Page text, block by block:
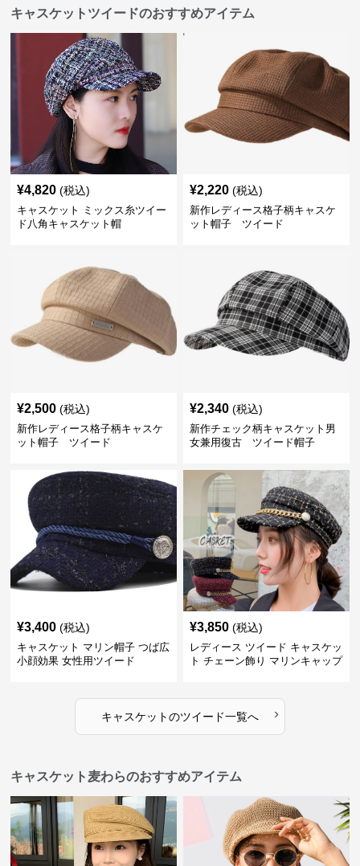
キャスケットツイードのおすすめアイテム
¥4,820 (税込)
キャスケット ミックス糸ツイー
ド八角キャスケット帽
¥2,220 (税込)
新作レディース格子柄キャスケ
ット帽子 ツイード
¥2,500 (税込)
新作レディース格子柄キャスケ
ット帽子 ツイード
¥2,340 (税込)
新作チェック柄キャスケット男
女兼用復古 ツイード帽子
¥3,400 (税込)
キャスケット マリン帽子 つば広
小顔効果 女性用ツイード
¥3,850 (税込)
レディース ツイード キャスケッ
ト チェーン飾り マリンキャップ
キャスケットのツイード一覧へ ›
キャスケット麦わらのおすすめアイテム